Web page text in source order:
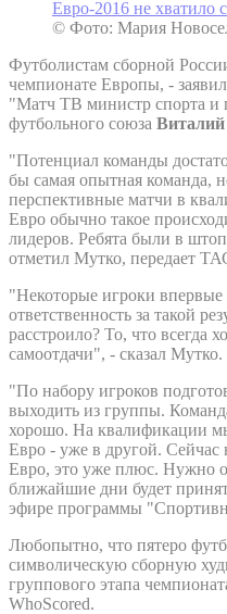
© Фото: Мария
Футболистам сборной
чемпионате Европы, -
"Матч ТВ министр спорта и
футбольного союза
"Потенциал команды
бы самая опытная команда,
перспективные матчи в
Евро обычно такое
лидеров. Ребята были в
отметил Мутко, передает
"Некоторые игроки
ответственность за такой
расстроило? То, что всегда
самоотдачи", - сказал Мутко.
"По набору игроков
выходить из группы.
хорошо. На квалификации
Евро - уже в другой.
Евро, это уже плюс. Нужно
ближайшие дни будет
эфире программы
Любопытно, что пятеро
символическую сборную
группового этапа
WhoScored.